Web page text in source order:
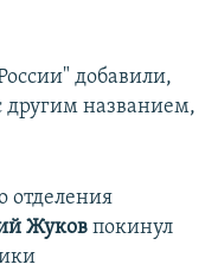
добавили,
другим названием,
отделения
Жуков покинул